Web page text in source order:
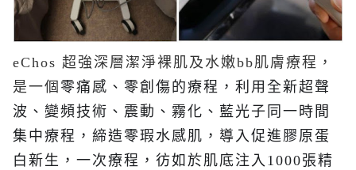
eChos 超強深層潔淨裸肌及水嫩bb肌膚療程，
是一個 零痛感、 零創傷的療程， 利用全新超聲
波、變頻技術 、 震動 、 霧化、藍光子同一時間
集中療程， 締造零瑕水感肌，導入促進膠原蛋
白新生， 一次療程，彷如於肌底注入1000張精